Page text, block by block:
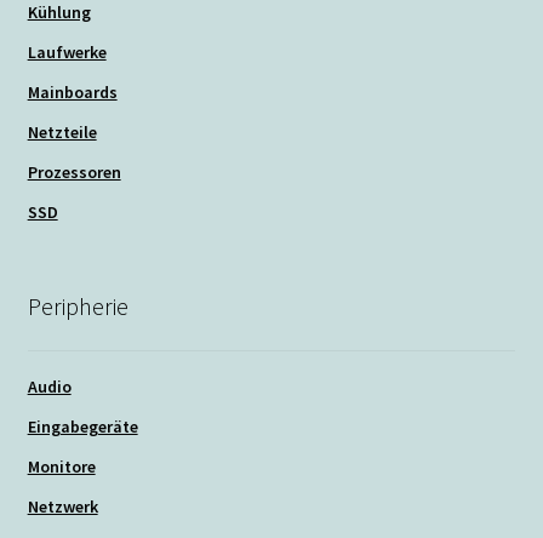
Kühlung
Laufwerke
Mainboards
Netzteile
Prozessoren
SSD
Peripherie
Audio
Eingabegeräte
Monitore
Netzwerk